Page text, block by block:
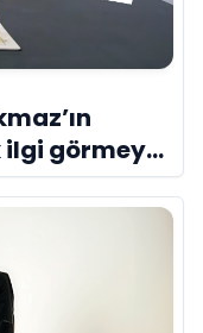
ilgi görmeye